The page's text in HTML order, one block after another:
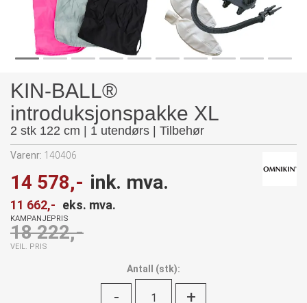
KIN-BALL®
introduksjonspakke XL
2 stk 122 cm | 1 utendørs | Tilbehør
Varenr: 140406
14 578,- ink. mva.
11 662,- eks. mva.
KAMPANJEPRIS
18 222,-
VEIL. PRIS
Antall (stk):
- +